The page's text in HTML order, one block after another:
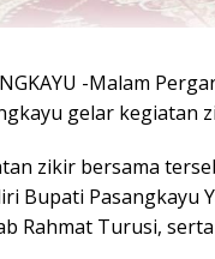
-Malam
gelar kegiatan
zikir bersama
Bupati Pasangkayu
Rahmat Turusi,